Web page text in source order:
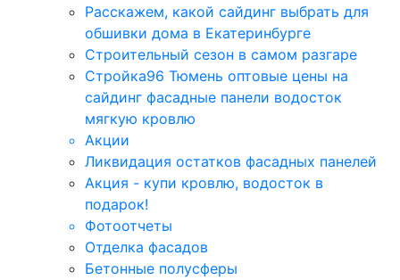
Расскажем, какой сайдинг выбрать для
обшивки дома в Екатеринбурге
Строительный сезон в самом разгаре
Стройка96 Тюмень оптовые цены на
сайдинг фасадные панели водосток
мягкую кровлю
Акции
Ликвидация остатков фасадных панелей
Акция - купи кровлю, водосток в
подарок!
Фотоотчеты
Отделка фасадов
Бетонные полусферы